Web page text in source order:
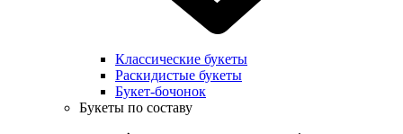
Классические букеты
Раскидистые букеты
Букет-бочонок
Букеты по составу